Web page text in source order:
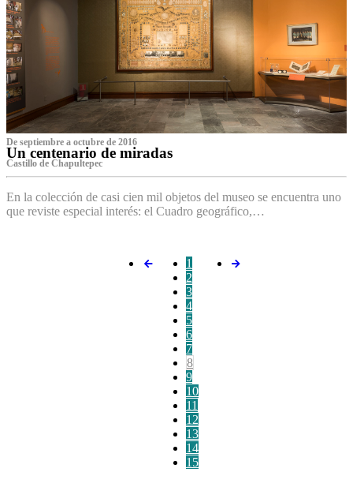
De septiembre a octubre de 2016
Un centenario de miradas
Castillo de Chapultepec
En la colección de casi cien mil objetos del museo se encuentra uno
que reviste especial interés: el Cuadro geográfico,…
1
2
3
4
5
6
7
8
9
10
11
12
13
14
15